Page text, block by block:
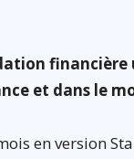
financière
et dans le
en version